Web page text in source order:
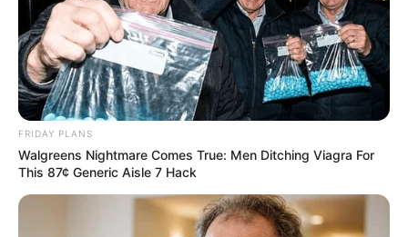
FRIDAY PLANS
Walgreens Nightmare Comes True: Men Ditching Viagra For
This 87¢ Generic Aisle 7 Hack